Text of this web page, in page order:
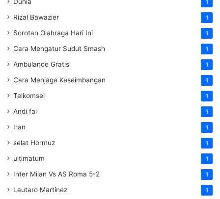
Dunia 1
Rizal Bawazier 1
Sorotan Olahraga Hari Ini 1
Cara Mengatur Sudut Smash 1
Ambulance Gratis 1
Cara Menjaga Keseimbangan 1
Telkomsel 1
Andi fai 1
Iran 1
selat Hormuz 1
ultimatum 1
Inter Milan Vs AS Roma 5-2 1
Lautaro Martinez 1